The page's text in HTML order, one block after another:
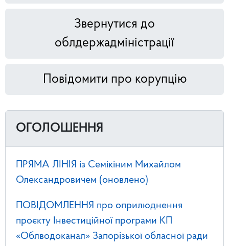
Звернутися до
облдержадміністрації
Повідомити про корупцію
ОГОЛОШЕННЯ
ПРЯМА ЛІНІЯ із Семікіним Михайлом
Олександровичем (оновлено)
ПОВІДОМЛЕННЯ про оприлюднення
проєкту Інвестиційної програми КП
«Облводоканал» Запорізької обласної ради